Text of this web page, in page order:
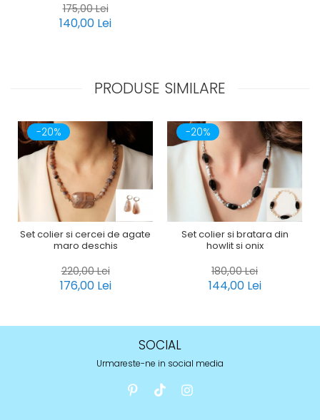
175,00 Lei
140,00 Lei
PRODUSE SIMILARE
-20%
Set colier si cercei de agate
maro deschis
220,00 Lei
176,00 Lei
-20%
Set colier si bratara din
howlit si onix
180,00 Lei
144,00 Lei
SOCIAL
Urmareste-ne in social media